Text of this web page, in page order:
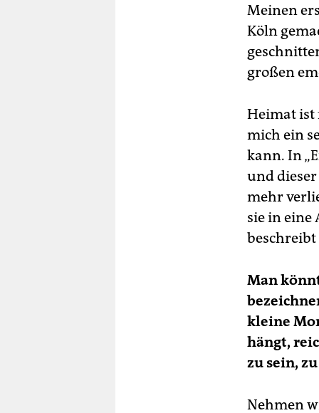
Meinen
Köln
großen
Heimat ist
mich ein
kann. In
und
mehr
sie in eine
beschreibt
Man
kleine
hängt,
zu sein,
Nehmen